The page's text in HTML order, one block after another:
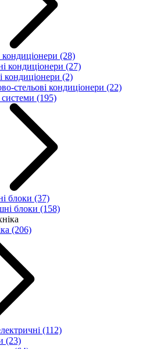
кондиціонери (28)
кондиціонери (27)
кондиціонери (2)
стельові кондиціонери (22)
(195)
блоки (37)
блоки (158)
(206)
(112)
(23)